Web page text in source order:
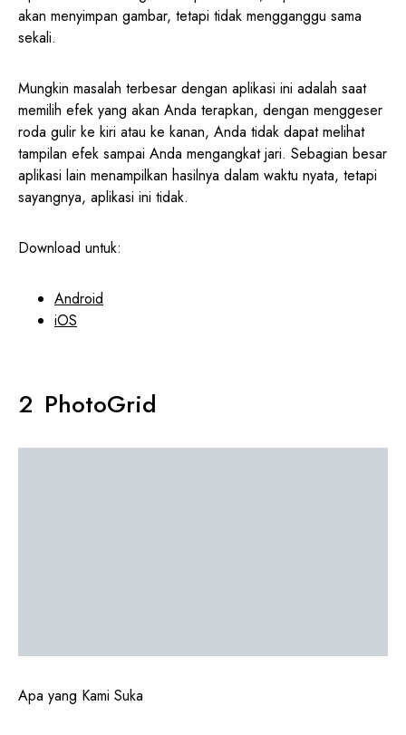
akan menyimpan gambar, tetapi tidak mengganggu sama
sekali.
Mungkin masalah terbesar dengan aplikasi ini adalah saat
memilih efek yang akan Anda terapkan, dengan menggeser
roda gulir ke kiri atau ke kanan, Anda tidak dapat melihat
tampilan efek sampai Anda mengangkat jari. Sebagian besar
aplikasi lain menampilkan hasilnya dalam waktu nyata, tetapi
sayangnya, aplikasi ini tidak.
Download untuk:
Android
iOS
PhotoGrid
Apa yang Kami Suka